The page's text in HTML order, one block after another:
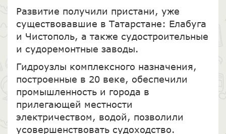
Развитие получили пристани, уже
существовавшие в Татарстане: Елабуга
и Чистополь, а также судостроительные
и судоремонтные заводы.
Гидроузлы комплексного назначения,
построенные в 20 веке, обеспечили
промышленность и города в
прилегающей местности
электричеством, водой, позволили
усовершенствовать судоходство.